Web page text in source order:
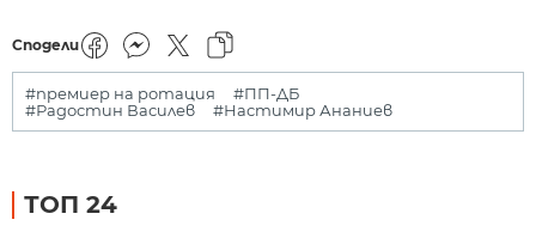
Сподели
#премиер на ротация
#ПП-ДБ
#Радостин Василев
#Настимир Ананиев
ТОП 24